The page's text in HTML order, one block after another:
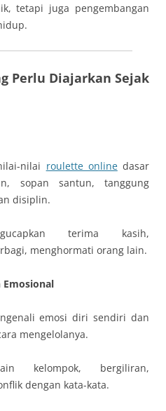
tetapi juga pengembangan
Perlu Diajarkan Sejak
nilai roulette onlinedasar
sopan santun, tanggung
disiplin.
terima kasih,
menghormati orang lain.
Emosional
emosi diri sendiri dan
mengelolanya.
kelompok, bergiliran,
dengan kata-kata.